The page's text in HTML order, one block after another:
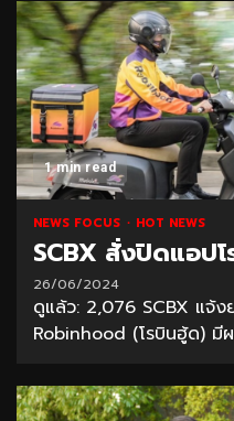
1 min read
NEWS FOCUS HOT NEWS
SCBX สั่งปิดแอป
26/06/2024
ดูแล้ว: 2,076 SCBX แจ้ง
Robinhood (โรบินฮู้ด) มี